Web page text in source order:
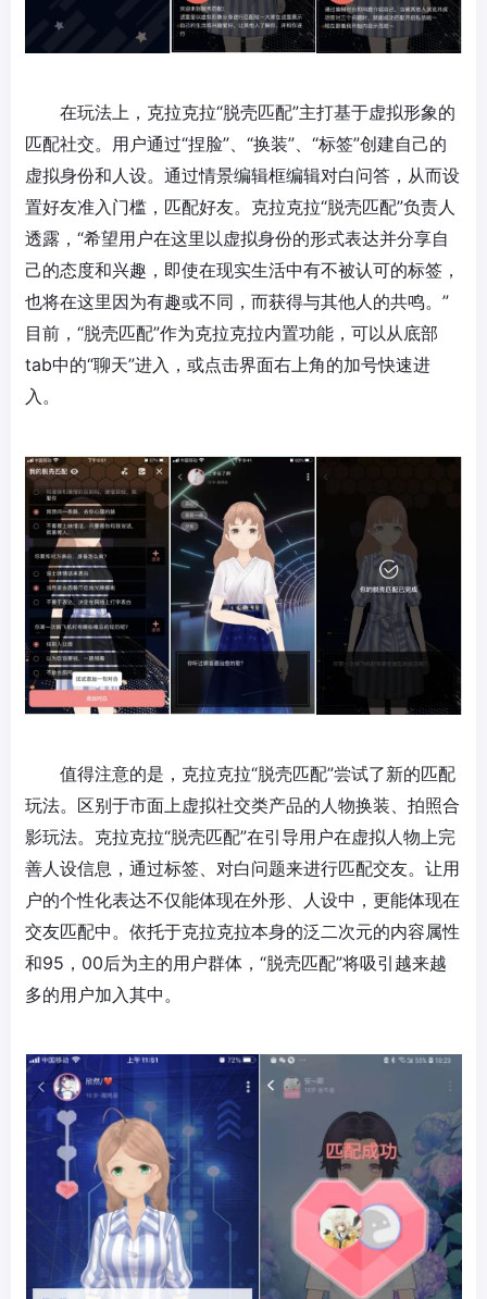
在玩法上， 克拉克拉“脱壳匹配”主打基于虚拟形象的
匹配社交。用户通过“捏脸”、“换装”、“标签”创建自己的
虚拟身份和人设。通过情景编辑框编辑对白问答，从而设
置好友准入门槛，匹配好友。 克拉克拉“脱壳匹配”负责人
透露，“希望用户在这里以虚拟身份的形式表达并分享自
己的态度和兴趣，即使在现实生活中有不被认可的标签，
也将在这里因为有趣或不同，而获得与其他人的共鸣。”
目前，“脱壳匹配”作为克拉克拉内置功能，可以从底部
tab中的“聊天”进入，或点击界面右上角的加号快速进
入。
值得注意的是， 克拉克拉“脱壳匹配”尝试了新的匹配
玩法。区别于市面上虚拟社交类产品的人物换装、拍照合
影玩法。克拉克拉“脱壳匹配”在引导用户在虚拟人物上完
善人设信息，通过标签、对白问题来进行匹配交友。让用
户的个性化表达不仅能体现在外形、人设中，更能体现在
交友匹配中。依托于克拉克拉本身的泛二次元的内容属性
和95，00后为主的用户群体，“脱壳匹配”将吸引越来越
多的用户加入其中。